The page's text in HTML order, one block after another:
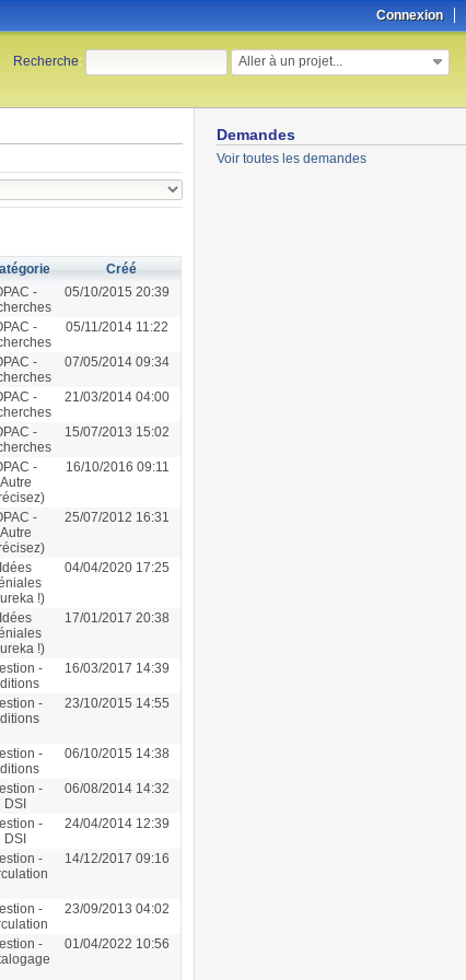
Connexion
Recherche: Aller à un projet...
Demandes
Voir toutes les demandes
Créé
-
05/10/2015 20:39
-
05/11/2014 11:22
-
07/05/2014 09:34
-
21/03/2014 04:00
-
15/07/2013 15:02
-
Autre
16/10/2016 09:11
-
Autre
25/07/2012 16:31
Idées
!)
04/04/2020 17:25
Idées
!)
17/01/2017 20:38
-
16/03/2017 14:39
-
23/10/2015 14:55
-
06/10/2015 14:38
-
DSI
06/08/2014 14:32
-
DSI
24/04/2014 12:39
-
14/12/2017 09:16
-
23/09/2013 04:02
-
01/04/2022 10:56